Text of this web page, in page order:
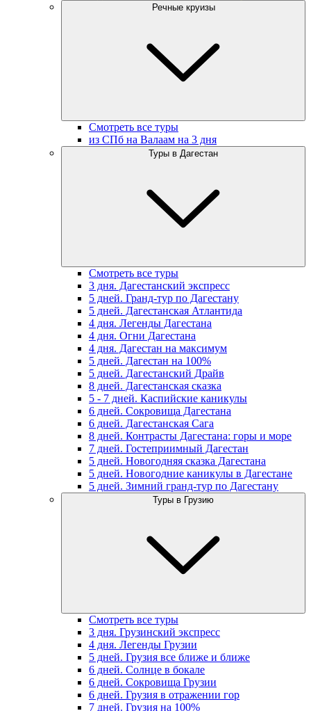
Речные круизы
Смотреть все туры
из СПб на Валаам на 3 дня
Туры в Дагестан
Смотреть все туры
3 дня. Дагестанский экспресс
5 дней. Гранд-тур по Дагестану
5 дней. Дагестанская Атлантида
4 дня. Легенды Дагестана
4 дня. Огни Дагестана
4 дня. Дагестан на максимум
5 дней. Дагестан на 100%
5 дней. Дагестанский Драйв
8 дней. Дагестанская сказка
5 - 7 дней. Каспийские каникулы
6 дней. Сокровища Дагестана
6 дней. Дагестанская Сага
8 дней. Контрасты Дагестана: горы и море
7 дней. Гостеприимный Дагестан
5 дней. Новогодняя сказка Дагестана
5 дней. Новогодние каникулы в Дагестане
5 дней. Зимний гранд-тур по Дагестану
Туры в Грузию
Смотреть все туры
3 дня. Грузинский экспресс
4 дня. Легенды Грузии
5 дней. Грузия все ближе и ближе
6 дней. Солнце в бокале
6 дней. Сокровища Грузии
6 дней. Грузия в отражении гор
7 дней. Грузия на 100%